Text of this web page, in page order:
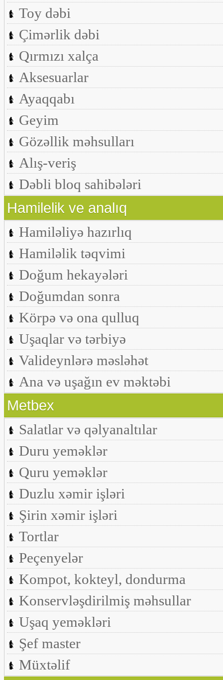
Toy dəbi
Çimərlik dəbi
Qırmızı xalça
Aksesuarlar
Ayaqqabı
Geyim
Gözəllik məhsulları
Alış-veriş
Dəbli bloq sahibələri
Hamilelik ve analıq
Hamiləliyə hazırlıq
Hamiləlik təqvimi
Doğum hekayələri
Doğumdan sonra
Körpə və ona qulluq
Uşaqlar və tərbiyə
Valideynlərə məsləhət
Ana və uşağın ev məktəbi
Metbex
Salatlar və qəlyanaltılar
Duru yeməklər
Quru yeməklər
Duzlu xəmir işləri
Şirin xəmir işləri
Tortlar
Peçenyelər
Kompot, kokteyl, dondurma
Konservləşdirilmiş məhsullar
Uşaq yeməkləri
Şef master
Müxtəlif